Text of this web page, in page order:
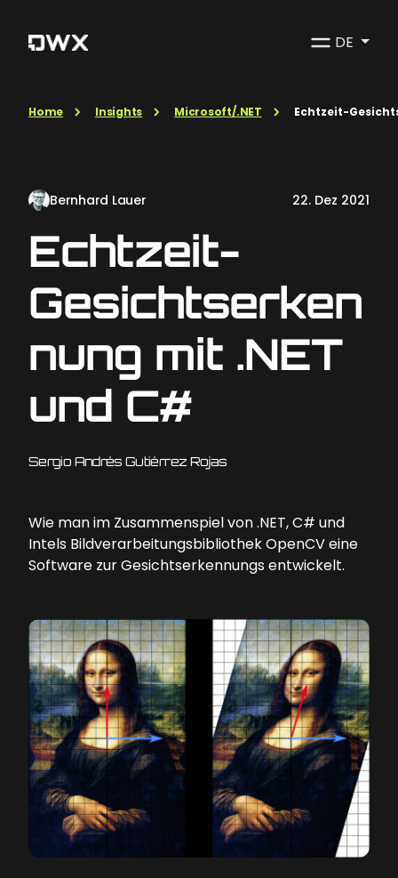
DE
Home Insights Microsoft/.NET Echtzeit-
Bernhard Lauer 22. Dez 2021
Echtzeit-
Gesichtserken
nung mit .NET
und C#
Sergio Andrés Gutiérrez Rojas
Wie man im Zusammenspiel von .NET, C# und
Intels Bildverarbeitungsbibliothek OpenCV eine
Software zur Gesichtserkennungs entwickelt.